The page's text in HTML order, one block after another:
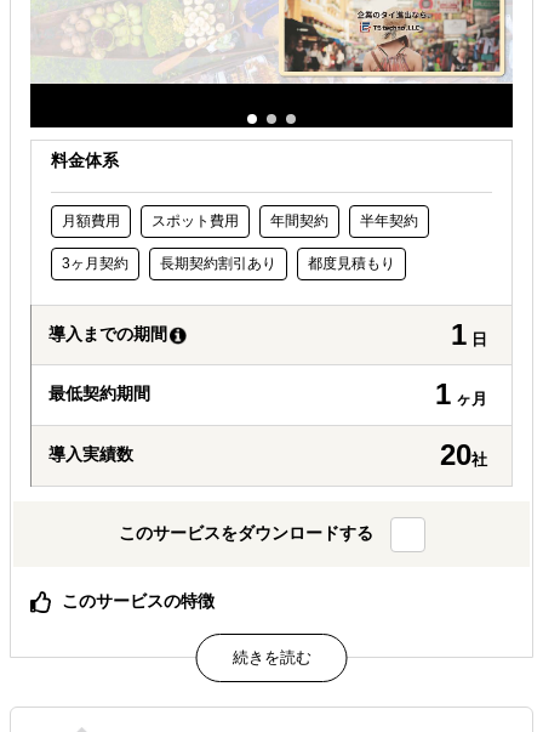
料金体系
月額費用 スポット費用 年間契約 半年契約
3ヶ月契約 長期契約割引あり 都度見積もり
導入までの期間 1 日
最低契約期間 1 ヶ月
導入実績数 20社
このサービスをダウンロードする
このサービスの特徴
日本法人代表者が現地在住し、すべてを管理。初動、レス
ポンスが速い。
属するジャンル